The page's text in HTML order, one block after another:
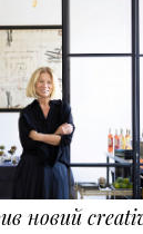
новий